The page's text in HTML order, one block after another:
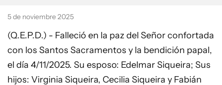
5 de noviembre 2025
(Q.E.P.D.) - Falleció en la paz del Señor confortada
con los Santos Sacramentos y la bendición papal,
el día 4/11/2025. Su esposo: Edelmar Siqueira; Sus
hijos: Virginia Siqueira, Cecilia Siqueira y Fabián